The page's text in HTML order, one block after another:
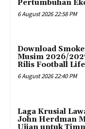
Pertumbuhan
6 August 2026 22:58 PM
Download
Musim 2026/
Rilis Football
6 August 2026 22:40 PM
Laga Krusial
John Herdman